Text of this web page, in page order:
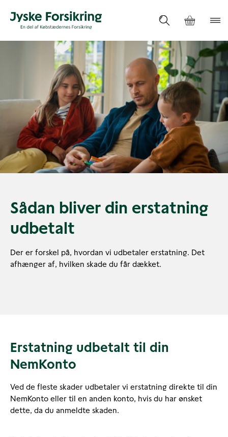
Sådan bliver din erstatning
udbetalt
Der er forskel på, hvordan vi udbetaler erstatning. Det
afhænger af, hvilken skade du får dækket.
Erstatning udbetalt til din
NemKonto
Ved de fleste skader udbetaler vi erstatning direkte til din
NemKonto eller til en anden konto, hvis du har ønsket
dette, da du anmeldte skaden.